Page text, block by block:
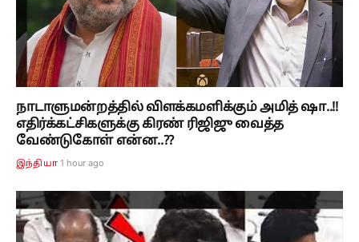
நாடாளுமன்றத்தில் விளக்கமளிக்கும் அமித் ஷா..!!
எதிர்க்கட்சிகளுக்கு கிரண் ரிஜிஜு வைத்த
வேண்டுகோள் என்ன..??
இந்தியா 1 hour ago